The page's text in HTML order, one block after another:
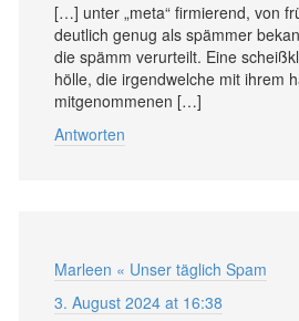
[…] unter „meta“ firmierend, von
deutlich genug als spämmer
die spämm verurteilt. Eine
hölle, die irgendwelche mit ihrem
mitgenommenen […]
Antworten
Marleen « Unser täglich Spam
3. August 2024 at 16:38